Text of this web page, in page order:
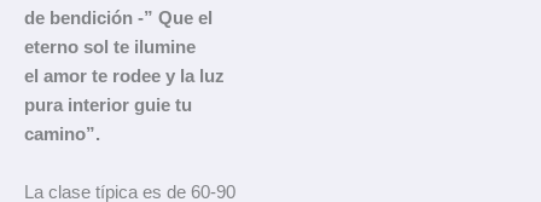
de bendición -” Que el
eterno sol te ilumine
el amor te rodee y la luz
pura interior guie tu
camino”.
La clase típica es de 60-90